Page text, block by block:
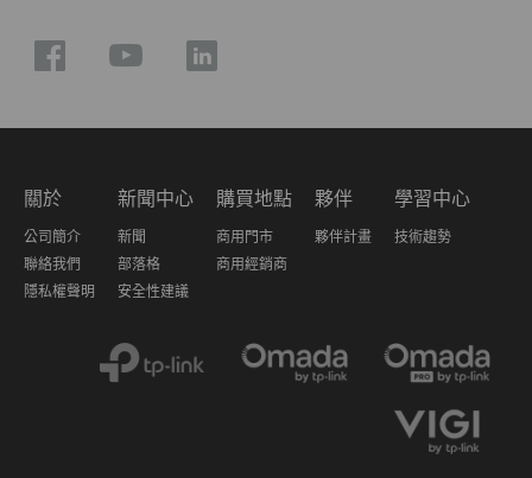
關於
公司簡介
聯絡我們
隱私權聲明
新聞中心
新聞
部落格
安全性建議
購買地點
商用門市
商用經銷商
夥伴
夥伴計畫
學習中心
技術趨勢